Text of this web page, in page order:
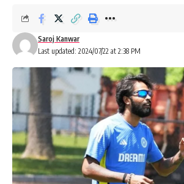
Last updated: 2024/07/22 at 2:38 PM
Saroj Kanwar